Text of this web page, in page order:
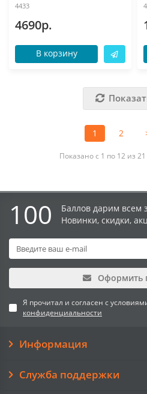
4433
4690р.
В корзину
1 2
Показано с 1 по 12 из
100
Баллов дарим всем
Новинки, скидки,
Оформить
Я прочитал и согласен с
конфиденциальности
Информация
Служба поддержки